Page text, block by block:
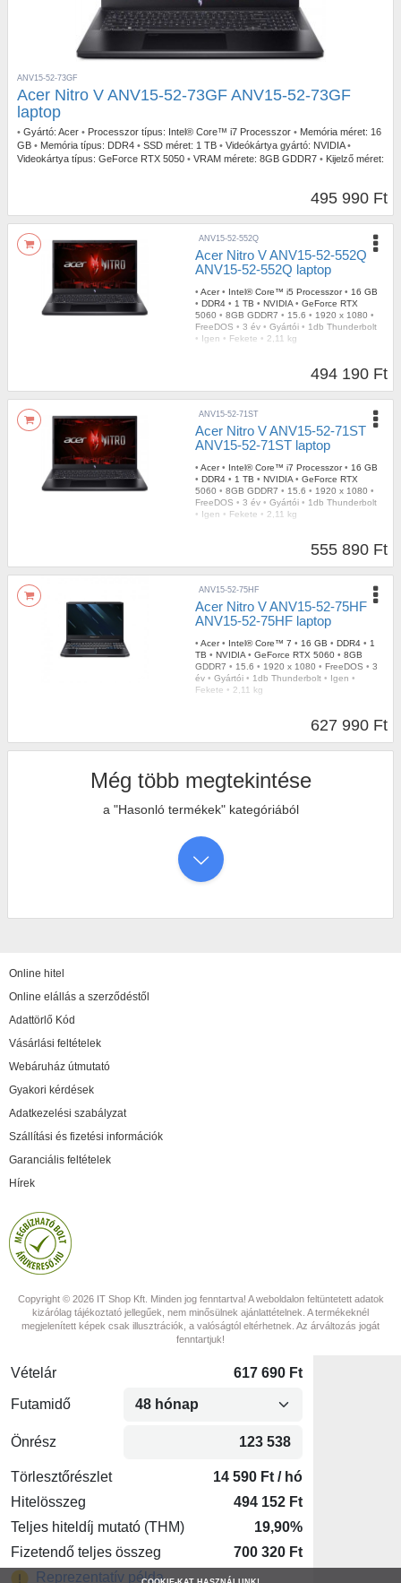
ANV15-52-73GF
Acer Nitro V ANV15-52-73GF ANV15-52-73GF
laptop
• Gyártó: Acer • Processzor típus: Intel® Core™ i7 Processzor • Memória méret: 16
GB • Memória típus: DDR4 • SSD méret: 1 TB • Videókártya gyártó: NVIDIA •
Videokártya típus: GeForce RTX 5050 • VRAM mérete: 8GB GDDR7 • Kijelző méret:
495 990 Ft
ANV15-52-552Q
Acer Nitro V ANV15-52-552Q
ANV15-52-552Q laptop
• Acer • Intel® Core™ i5 Processzor • 16 GB
• DDR4 • 1 TB • NVIDIA • GeForce RTX
5060 • 8GB GDDR7 • 15.6 • 1920 x 1080 •
FreeDOS • 3 év • Gyártói • 1db Thunderbolt
• Igen • Fekete • 2,11 kg
494 190 Ft
ANV15-52-71ST
Acer Nitro V ANV15-52-71ST
ANV15-52-71ST laptop
• Acer • Intel® Core™ i7 Processzor • 16 GB
• DDR4 • 1 TB • NVIDIA • GeForce RTX
5060 • 8GB GDDR7 • 15.6 • 1920 x 1080 •
FreeDOS • 3 év • Gyártói • 1db Thunderbolt
• Igen • Fekete • 2,11 kg
555 890 Ft
ANV15-52-75HF
Acer Nitro V ANV15-52-75HF
ANV15-52-75HF laptop
• Acer • Intel® Core™ 7 • 16 GB • DDR4 • 1
TB • NVIDIA • GeForce RTX 5060 • 8GB
GDDR7 • 15.6 • 1920 x 1080 • FreeDOS • 3
év • Gyártói • 1db Thunderbolt • Igen •
Fekete • 2,11 kg
627 990 Ft
Még több megtekintése
a "Hasonló termékek" kategóriából
Online hitel
Online elállás a szerződéstől
Adattörlő Kód
Vásárlási feltételek
Webáruház útmutató
Gyakori kérdések
Adatkezelési szabályzat
Szállítási és fizetési információk
Garanciális feltételek
Hírek
Copyright © 2026 IT Shop Kft. Minden jog fenntartva! A weboldalon feltüntetett adatok
kizárólag tájékoztató jellegűek, nem minősülnek ajánlattételnek. A termékeknél
megjelenített képek csak illusztrációk, a valóságtól eltérhetnek. Az árváltozás jogát
fenntartjuk!